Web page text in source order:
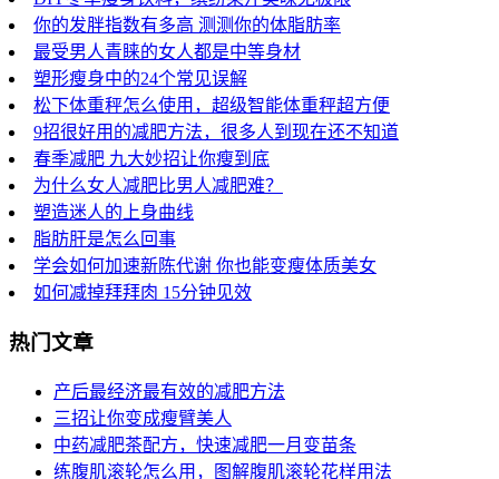
你的发胖指数有多高 测测你的体脂肪率
最受男人青睐的女人都是中等身材
塑形瘦身中的24个常见误解
松下体重秤怎么使用，超级智能体重秤超方便
9招很好用的减肥方法，很多人到现在还不知道
春季减肥 九大妙招让你瘦到底
为什么女人减肥比男人减肥难？
塑造迷人的上身曲线
脂肪肝是怎么回事
学会如何加速新陈代谢 你也能变瘦体质美女
如何减掉拜拜肉 15分钟见效
热门文章
产后最经济最有效的减肥方法
三招让你变成瘦臂美人
中药减肥茶配方，快速减肥一月变苗条
练腹肌滚轮怎么用，图解腹肌滚轮花样用法